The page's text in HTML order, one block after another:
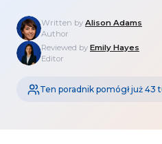
Written by Alison Adams
Author
Reviewed by Emily Hayes
Editor
Ten poradnik pomógł już 43